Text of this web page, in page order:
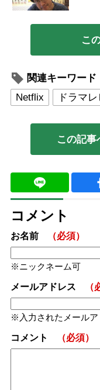
こ
関連キーワード
Netflix
ドラマ
この記事
コメント
お名前 （必須）
ニックネーム可
メールアドレス （
入力されたメール
コメント （必須）